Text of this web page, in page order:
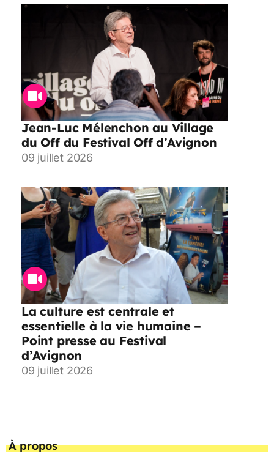
Jean-Luc Mélenchon au Village
du Off du Festival Off d’Avignon
09 juillet 2026
La culture est centrale et
essentielle à la vie humaine –
Point presse au Festival
d’Avignon
09 juillet 2026
À propos